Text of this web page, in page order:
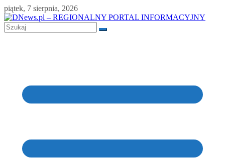
Skip
to
content
piątek, 7 sierpnia, 2026